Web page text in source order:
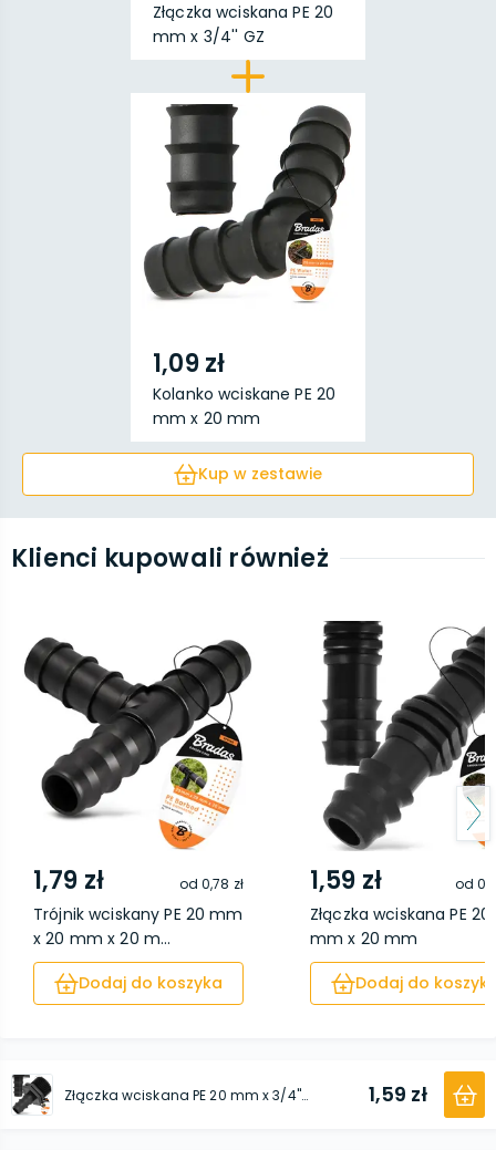
Złączka wciskana PE 20
mm x 3/4'' GZ
1,09 zł
Kolanko wciskane PE 20
mm x 20 mm
Kup w zestawie
Klienci kupowali również
1,79 zł od0,78 zł
Trójnik wciskany PE 20 mm
x 20 mm x 20 m...
Dodaj do koszyka
1,59 zł od
Złączka wciskana PE 20
mm x 20 mm
Dodaj do
Złączka wciskana PE 20 mm x 3/4'' GZ 1,59 zł